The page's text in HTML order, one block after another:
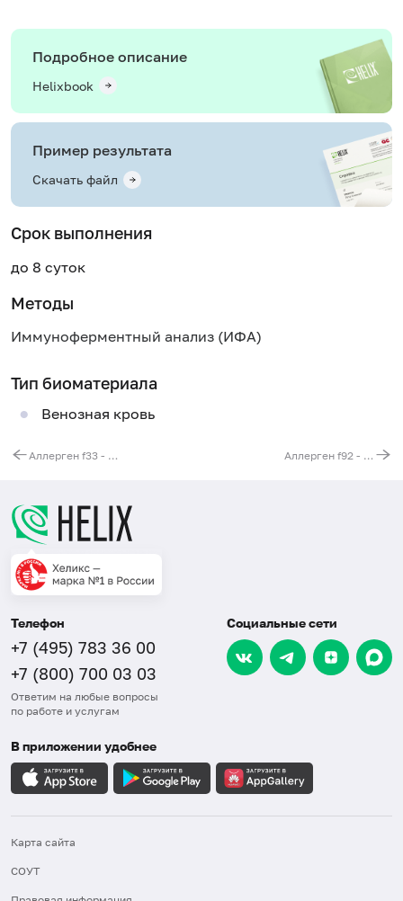
Подробное описание
Helixbook
Пример результата
Скачать файл
Срок выполнения
до 8 суток
Методы
Иммуноферментный анализ (ИФА)
Тип биоматериала
Венозная кровь
Аллерген f33 - апельсин, IgG Аллерген f92 - банан, IgG
Телефон
+7 (495) 783 36 00
+7 (800) 700 03 03
Ответим на любые вопросы
по работе и услугам
Социальные сети
В приложении удобнее
Карта сайта
СОУТ